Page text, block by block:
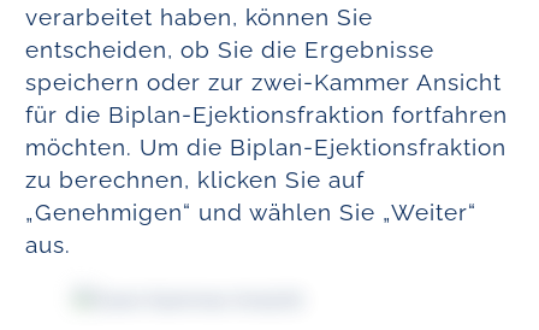
verarbeitet haben, können Sie
entscheiden, ob Sie die Ergebnisse
speichern oder zur zwei-Kammer Ansicht
für die Biplan-Ejektionsfraktion fortfahren
möchten. Um die Biplan-Ejektionsfraktion
zu berechnen, klicken Sie auf
„Genehmigen“ und wählen Sie „Weiter“
aus.